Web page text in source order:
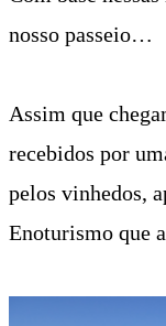
nosso passeio…
Assim que
recebidos por
pelos vinhedos,
Enoturismo que